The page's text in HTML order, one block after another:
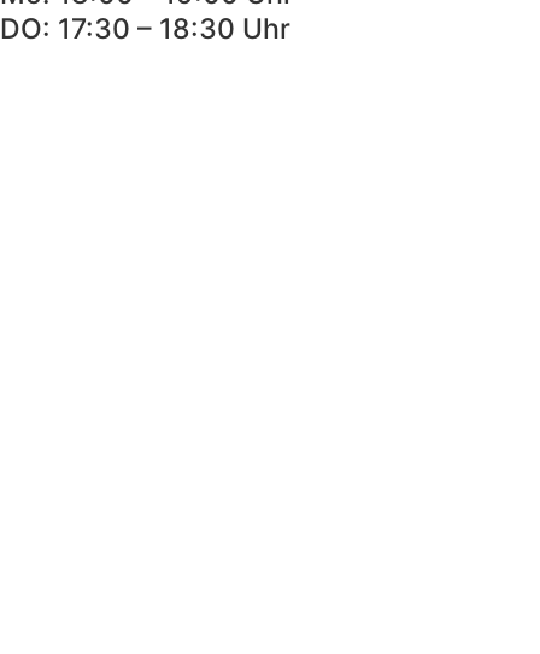
DO: 17:30 – 18:30 Uhr